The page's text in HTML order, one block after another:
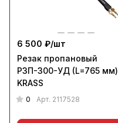
6 500 ₽/шт
Резак пропановый
Р3П-300-УД (L=765 мм),
KRASS
0 Арт. 2117528